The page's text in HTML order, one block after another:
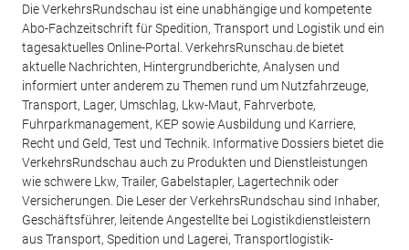
Die VerkehrsRundschau ist eine unabhängige und kompetente
Abo-Fachzeitschrift für Spedition, Transport und Logistik und ein
tagesaktuelles Online-Portal. VerkehrsRunschau.de bietet
aktuelle Nachrichten, Hintergrundberichte, Analysen und
informiert unter anderem zu Themen rund um Nutzfahrzeuge,
Transport, Lager, Umschlag, Lkw-Maut, Fahrverbote,
Fuhrparkmanagement, KEP sowie Ausbildung und Karriere,
Recht und Geld, Test und Technik. Informative Dossiers bietet die
VerkehrsRundschau auch zu Produkten und Dienstleistungen
wie schwere Lkw, Trailer, Gabelstapler, Lagertechnik oder
Versicherungen. Die Leser der VerkehrsRundschau sind Inhaber,
Geschäftsführer, leitende Angestellte bei Logistikdienstleistern
aus Transport, Spedition und Lagerei, Transportlogistik-